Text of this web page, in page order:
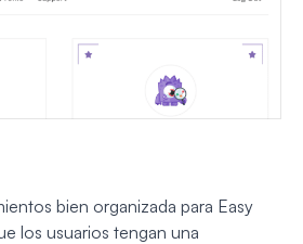
bien organizada para Easy
los usuarios tengan una